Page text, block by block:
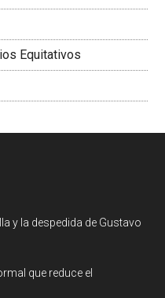
Equitativos
y la despedida de Gustavo
que reduce el